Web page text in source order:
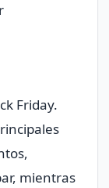
Friday.
mientras